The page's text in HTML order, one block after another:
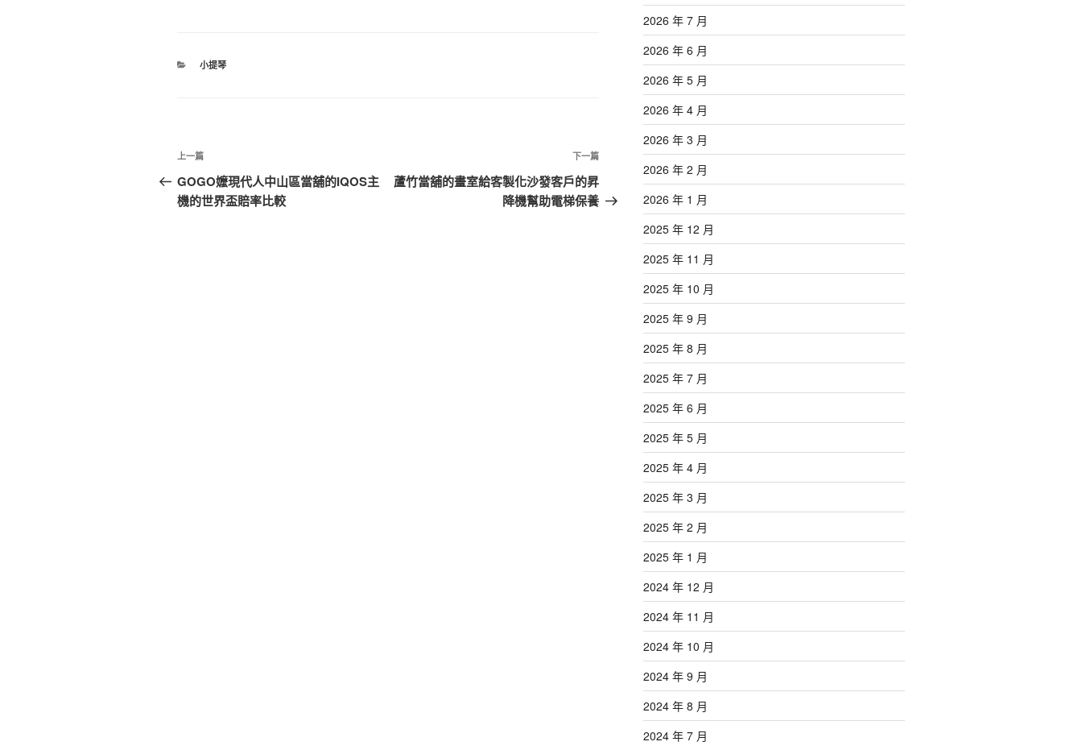
分
小提琴
文
章
導
上
一
篇
上一篇
GOGO嬤現代人中山區當舖的IQOS主
機的世界盃賠率比較
下
篇
下一篇
蘆竹當舖的畫室給客製化沙發客戶的昇
降機幫助電梯保養
2026 年 7 月
2026 年 6 月
2026 年 5 月
2026 年 4 月
2026 年 3 月
2026 年 2 月
2026 年 1 月
2025 年 12 月
2025 年 11 月
2025 年 10 月
2025 年 9 月
2025 年 8 月
2025 年 7 月
2025 年 6 月
2025 年 5 月
2025 年 4 月
2025 年 3 月
2025 年 2 月
2025 年 1 月
2024 年 12 月
2024 年 11 月
2024 年 10 月
2024 年 9 月
2024 年 8 月
2024 年 7 月